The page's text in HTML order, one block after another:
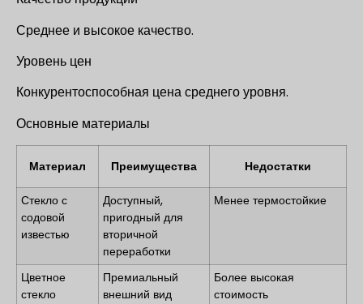
Среднее и высокое качество.
Уровень цен
Конкурентоспособная цена среднего уровня.
Основные материалы
Материал Преимущества Недостатки
Стекло с
содовой
известью
Доступный,
пригодный для
вторичной
переработки
Менее термостойкие
Цветное
стекло
Премиальный
внешний вид
Более высокая
стоимость